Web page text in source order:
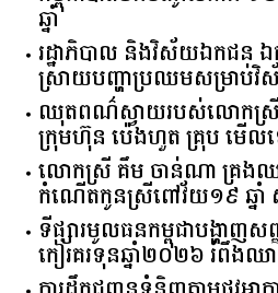
ឆ្នាំ​
រដ្ឋាភិបាល​ ​និង​វិស័យ​ឯកជន ​ឯ
ស្រាយ​បញ្ហា​ប្រឈម​​សម្រាប់​វិ
ឈុតពណ៌ស្វាយរបស់លោកស្រី
ក្រុមហ៊ុន ប៉េងហួត គ្រុប មើ
លោកស្រី គឹម ចាន់ណា គ្រងឈុត
កំណើតកូនស្រីពៅវ័យ១៩ ឆ្នាំ ស្
ទីផ្សារ​មូលធន​កម្ពុជា​បង្ហាញ​ស
កៀរគរ​ទុន​ឆ្នាំ​២០២៦​ ​រំពឹង​